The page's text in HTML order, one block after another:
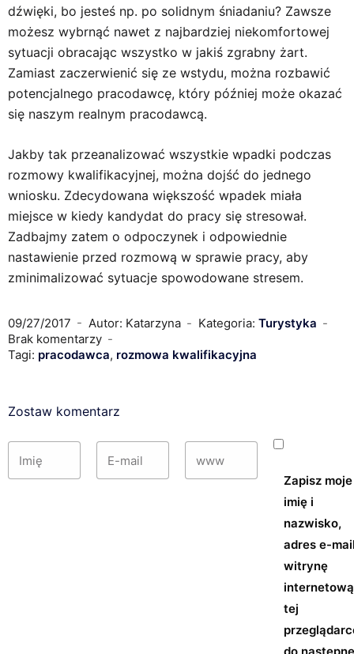
dźwięki, bo jesteś np. po solidnym śniadaniu? Zawsze
możesz wybrnąć nawet z najbardziej niekomfortowej
sytuacji obracając wszystko w jakiś zgrabny żart.
Zamiast zaczerwienić się ze wstydu, można rozbawić
potencjalnego pracodawcę, który później może okazać
się naszym realnym pracodawcą.
Jakby tak przeanalizować wszystkie wpadki podczas
rozmowy kwalifikacyjnej, można dojść do jednego
wniosku. Zdecydowana większość wpadek miała
miejsce w kiedy kandydat do pracy się stresował.
Zadbajmy zatem o odpoczynek i odpowiednie
nastawienie przed rozmową w sprawie pracy, aby
zminimalizować sytuacje spowodowane stresem.
09/27/2017 Autor: Katarzyna Kategoria: Turystyka
Brak komentarzy
Tagi: pracodawca, rozmowa kwalifikacyjna
Zostaw komentarz
Zapisz moje
imię i
nazwisko,
adres e-
witrynę
tej